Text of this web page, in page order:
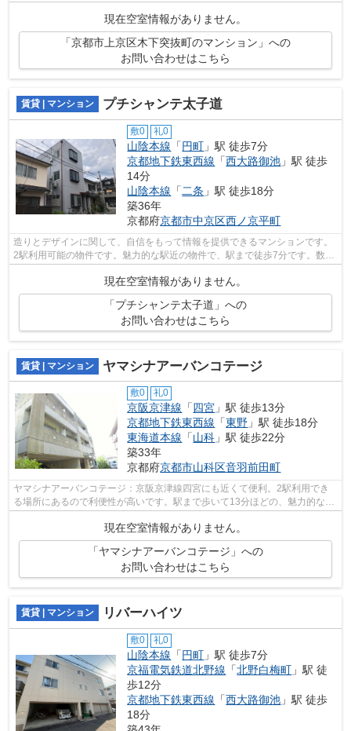
現在空室情報がありません。
「京都市上京区木下突抜町のマンション」への
お問い合わせはこちら
賃貸 | マンション プチシャンテ太子道
敷0 礼0
山陰本線 「円町 」駅 徒歩7分
京都地下鉄東西線 「西大路御池 」駅 徒歩
14分
山陰本線 「 二条 」駅 徒歩18分
築36年
京都府京都市中京区西ノ京平町
造りとデザインに関して、自信をもって情報を提供できるマンションです。
2駅利用可能の物件です。魅力的な駅近の物件で、駅まで徒歩7分です。数多
くの物件をご用意しております。お客...
現在空室情報がありません。
「プチシャンテ太子道」への
お問い合わせはこちら
賃貸 | マンション ヤマシナアーバンコテージ
敷0 礼0
京阪京津線 「四宮 」駅 徒歩13分
京都地下鉄東西線 「東野 」駅 徒歩18分
東海道本線 「山科 」駅 徒歩22分
築33年
京都府京都市山科区音羽前田町
ヤマシナアーバンコテージ：京阪京津線四宮にも近くて便利。2駅利用でき
る場所にあるので利便性が高いです。駅まで歩いて13分ほどの、魅力的な立
現在空室情報がありません。
「ヤマシナアーバンコテージ」への
お問い合わせはこちら
賃貸 | マンション リバーハイツ
敷0 礼0
山陰本線 「円町 」駅 徒歩7分
京福電気鉄道北野線 「北野白梅町 」駅 徒
歩12分
京都地下鉄東西線 「西大路御池 」駅 徒歩
18分